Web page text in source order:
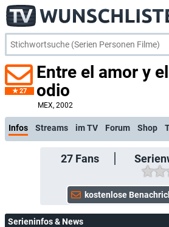
27
Entre el amor y el
odio
MEX, 2002
kostenlose E-
Infos Streams im TV Forum Shop
27Fans
Serieninfos & News